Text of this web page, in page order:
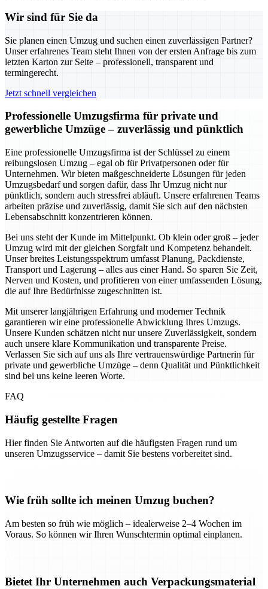
Wir sind für Sie da
Sie planen einen Umzug und suchen einen zuverlässigen Partner?
Unser erfahrenes Team steht Ihnen von der ersten Anfrage bis zum
letzten Karton zur Seite – professionell, transparent und
termingerecht.
Jetzt schnell vergleichen
Professionelle Umzugsfirma für private und
gewerbliche Umzüge – zuverlässig und pünktlich
Eine professionelle Umzugsfirma ist der Schlüssel zu einem
reibungslosen Umzug – egal ob für Privatpersonen oder für
Unternehmen. Wir bieten maßgeschneiderte Lösungen für jeden
Umzugsbedarf und sorgen dafür, dass Ihr Umzug nicht nur
pünktlich, sondern auch stressfrei abläuft. Unsere erfahrenen Teams
arbeiten präzise und zuverlässig, damit Sie sich auf den nächsten
Lebensabschnitt konzentrieren können.
Bei uns steht der Kunde im Mittelpunkt. Ob klein oder groß – jeder
Umzug wird mit der gleichen Sorgfalt und Kompetenz behandelt.
Unser breites Leistungsspektrum umfasst Planung, Packdienste,
Transport und Lagerung – alles aus einer Hand. So sparen Sie Zeit,
Nerven und Kosten, und profitieren von einer umfassenden Lösung,
die auf Ihre Bedürfnisse zugeschnitten ist.
Mit unserer langjährigen Erfahrung und moderner Technik
garantieren wir eine professionelle Abwicklung Ihres Umzugs.
Unsere Kunden schätzen nicht nur unsere Zuverlässigkeit, sondern
auch unsere klare Kommunikation und transparente Preise.
Verlassen Sie sich auf uns als Ihre vertrauenswürdige Partnerin für
private und gewerbliche Umzüge – denn Qualität und Pünktlichkeit
sind bei uns keine leeren Worte.
FAQ
Häufig gestellte Fragen
Hier finden Sie Antworten auf die häufigsten Fragen rund um
unseren Umzugsservice – damit Sie bestens vorbereitet sind.
Wie früh sollte ich meinen Umzug buchen?
Am besten so früh wie möglich – idealerweise 2–4 Wochen im
Voraus. So können wir Ihren Wunschtermin optimal einplanen.
Bietet Ihr Unternehmen auch Verpackungsmaterial